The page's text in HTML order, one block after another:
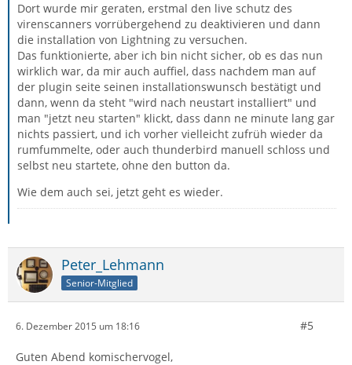
Dort wurde mir geraten, erstmal den live schutz des
virenscanners vorrübergehend zu deaktivieren und dann
die installation von Lightning zu versuchen.
Das funktionierte, aber ich bin nicht sicher, ob es das nun
wirklich war, da mir auch auffiel, dass nachdem man auf
der plugin seite seinen installationswunsch bestätigt und
dann, wenn da steht "wird nach neustart installiert" und
man "jetzt neu starten" klickt, dass dann ne minute lang gar
nichts passiert, und ich vorher vielleicht zufrüh wieder da
rumfummelte, oder auch thunderbird manuell schloss und
selbst neu startete, ohne den button da.
Wie dem auch sei, jetzt geht es wieder.
Peter_Lehmann
Senior-Mitglied
6. Dezember 2015 um 18:16 #5
Guten Abend komischervogel,